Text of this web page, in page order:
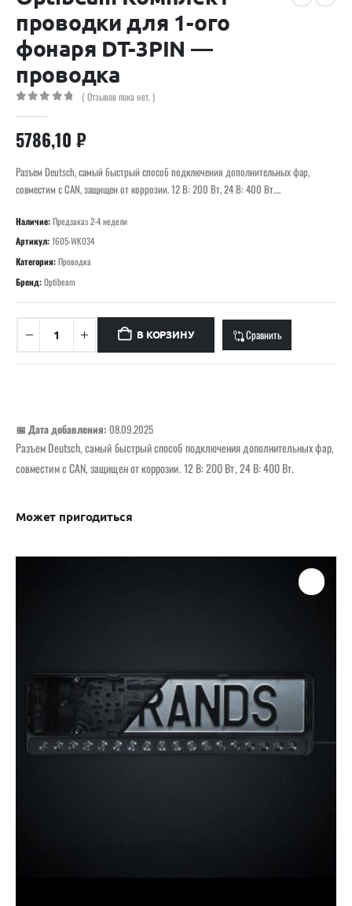
проводки для 1-ого
фонаря DT-3PIN —
проводка
( Отзывов пока нет. )
5786,10 ₽
Разъем Deutsch, самый быстрый способ подключения дополнительных фар,
совместим с CAN, защищен от коррозии. 12 В: 200 Вт, 24 В: 400 Вт….
Наличие:Предзаказ 2-4 недели
Артикул:1605-WK034
Категория:Проводка
Бренд:Optibeam
В КОРЗИНУ Сравнить
📅 Дата добавления: 08.09.2025
Разъем Deutsch, самый быстрый способ подключения дополнительных фар,
совместим с CAN, защищен от коррозии. 12 В: 200 Вт, 24 В: 400 Вт.
Может пригодиться